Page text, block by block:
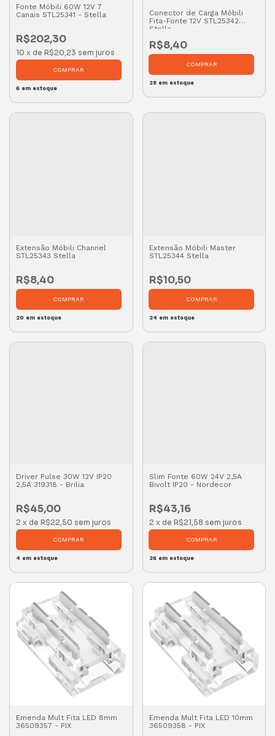
Fonte Móbili 60W 12V 7
Canais STL25341 - Stella
R$202,30
10 x de R$20,23 sem juros
6 em estoque
Conector de Carga Móbili
Fita-Fonte 12V STL25342
Stella
R$8,40
28em estoque
Extensão Móbili Channel
STL25343 Stella
R$8,40
20 em estoque
Extensão Móbili Master
STL25344 Stella
R$10,50
24 em estoque
Driver Pulse 30W 12V IP20
2,5A 319318 - Brilia
R$45,00
2 x de R$22,50 sem juros
4 em estoque
Slim Fonte 60W 24V 2,5A
Bivolt IP20 - Nordecor
R$43,16
2 x de R$21,58 sem juros
26em estoque
Emenda Mult Fita LED 8mm
36509357 - PIX
Emenda Mult Fita LED 10mm
36509358 - PIX